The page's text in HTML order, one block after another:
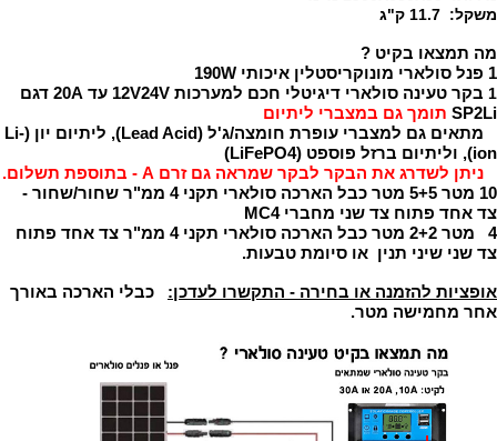
משקל: 11.7 ק"ג
מה תמצאו בקיט ?
1 פנל סולארי מונוקריסטלין איכותי 190W
1
בקר טעינה סולארי דיגיטלי חכם למערכות 12V24V עד 20A דגם
SP2Li תומך גם במצברי ליתיום
מתאים גם למצברי עופרת חומצה/ג'ל (Lead Acid), ליתיום יון (Li-
ion), וליתיום ברזל פוספט (LiFePO4)
ניתן לשדרג את הבקר לבקר שמראה גם זרם A - בתוספת תשלום.
10 מטר
כבל הארכה סולארי תקני 4 ממ"ר שחור/שחור -
צד אחד פתוח צד שני מחברי MC4
4 מטר
2+2 מטר
כבל הארכה סולארי תקני 4 ממ"ר צד אחד פתוח
צד שני שיני תנין או סיומת טבעות.
אופציות להזמנה או בחירה - התקשרו לעדכן:
כבלי הארכה באורך
אחר מחמישה מטר.